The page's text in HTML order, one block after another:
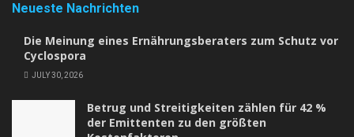
Neueste Nachrichten
Die Meinung eines Ernährungsberaters zum Schutz vor
Cyclospora
JULY 30, 2026
Betrug und Streitigkeiten zählen für 42 %
der Emittenten zu den größten